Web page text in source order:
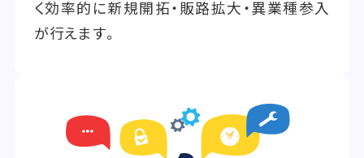
く効率的に新規開拓・販路拡大・異業種参入
が行えます。